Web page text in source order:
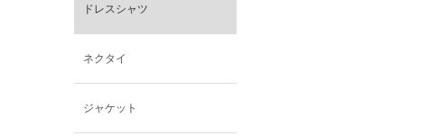
西脇シリーズ
小泉革店
ドレスシャツ
ネクタイ
ジャケット